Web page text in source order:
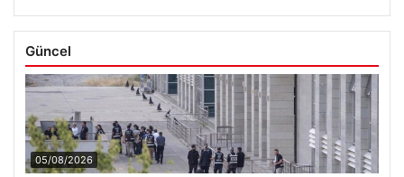
Güncel
05/08/2026